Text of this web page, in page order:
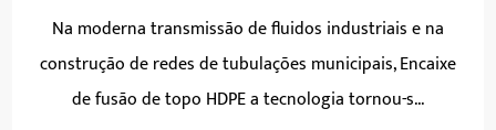
Na moderna transmissão de fluidos industriais e na
construção de redes de tubulações municipais, Encaixe
de fusão de topo HDPE a tecnologia tornou-s...